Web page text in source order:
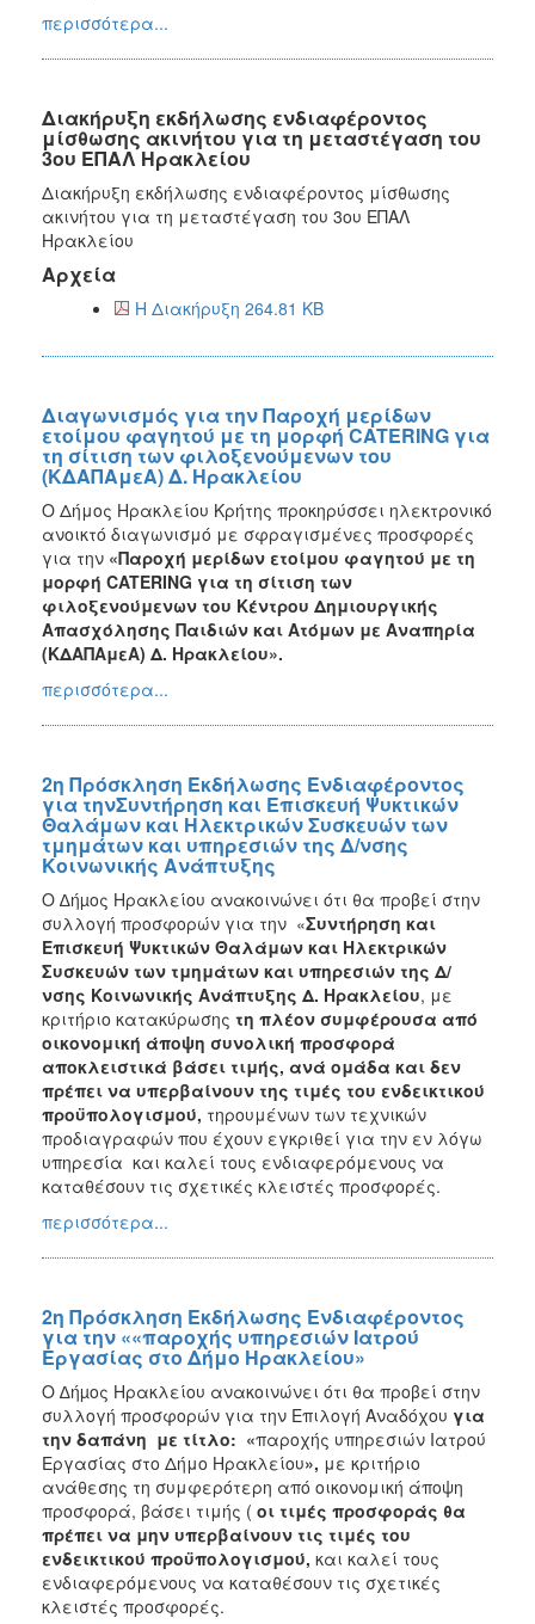
περισσότερα...
Διακήρυξη εκδήλωσης ενδιαφέροντος
μίσθωσης ακινήτου για τη μεταστέγαση του
3ου ΕΠΑΛ Ηρακλείου
Διακήρυξη εκδήλωσης ενδιαφέροντος μίσθωσης
ακινήτου για τη μεταστέγαση του 3ου ΕΠΑΛ
Ηρακλείου
Αρχεία
Η Διακήρυξη 264.81 KB
Διαγωνισμός για την Παροχή μερίδων
ετοίμου φαγητού με τη μορφή CATERING για
τη σίτιση των φιλοξενούμενων του
(ΚΔΑΠΑμεΑ) Δ. Ηρακλείου
Ο Δήμος Ηρακλείου Κρήτης προκηρύσσει ηλεκτρονικό
ανοικτό διαγωνισμό με σφραγισμένες προσφορές
για την «Παροχή μερίδων ετοίμου φαγητού με τη
μορφή CATERING για τη σίτιση των
φιλοξενούμενων του Κέντρου Δημιουργικής
Απασχόλησης Παιδιών και Ατόμων με Αναπηρία
(ΚΔΑΠΑμεΑ) Δ. Ηρακλείου».
περισσότερα...
2η Πρόσκληση Εκδήλωσης Ενδιαφέροντος
για τηνΣυντήρηση και Επισκευή Ψυκτικών
Θαλάμων και Ηλεκτρικών Συσκευών των
τμημάτων και υπηρεσιών της Δ/νσης
Κοινωνικής Ανάπτυξης
Ο ∆ήµος Ηρακλείου ανακοινώνει ότι θα προβεί στην
συλλογή προσφορών για την «Συντήρηση και
Επισκευή Ψυκτικών Θαλάμων και Ηλεκτρικών
Συσκευών των τμημάτων και υπηρεσιών της Δ/
νσης Κοινωνικής Ανάπτυξης Δ. Ηρακλείου, με
κριτήριο κατακύρωσης τη πλέον συμφέρουσα από
οικονομική άποψη συνολική προσφορά
αποκλειστικά βάσει τιμής, ανά ομάδα και δεν
πρέπει να υπερβαίνουν της τιμές του ενδεικτικού
προϋπολογισμού, τηρουμένων των τεχνικών
προδιαγραφών που έχουν εγκριθεί για την εν λόγω
υπηρεσία και καλεί τους ενδιαφερόμενους να
καταθέσουν τις σχετικές κλειστές προσφορές.
περισσότερα...
2η Πρόσκληση Εκδήλωσης Ενδιαφέροντος
για την ««παροχής υπηρεσιών Ιατρού
Εργασίας στο Δήμο Ηρακλείου»
Ο ∆ήµος Ηρακλείου ανακοινώνει ότι θα προβεί στην
συλλογή προσφορών για την Επιλογή Αναδόχου για
την δαπάνη με τίτλο: «παροχής υπηρεσιών Ιατρού
Εργασίας στο Δήμο Ηρακλείου», με κριτήριο
ανάθεσης τη συμφερότερη από οικονομική άποψη
προσφορά, βάσει τιμής ( οι τιμές προσφοράς θα
πρέπει να μην υπερβαίνουν τις τιμές του
ενδεικτικού προϋπολογισμού, και καλεί τους
ενδιαφερόμενους να καταθέσουν τις σχετικές
κλειστές προσφορές.